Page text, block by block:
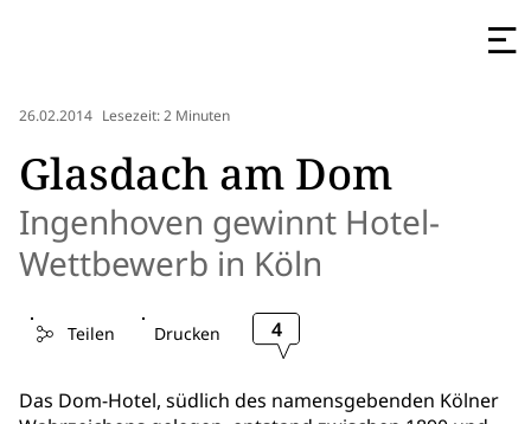
26.02.2014 Lesezeit: 2 Minuten
Glasdach am Dom
Ingenhoven gewinnt Hotel-
Wettbewerb in Köln
Teilen Drucken 4
Das Dom-Hotel, südlich des namensgebenden Kölner